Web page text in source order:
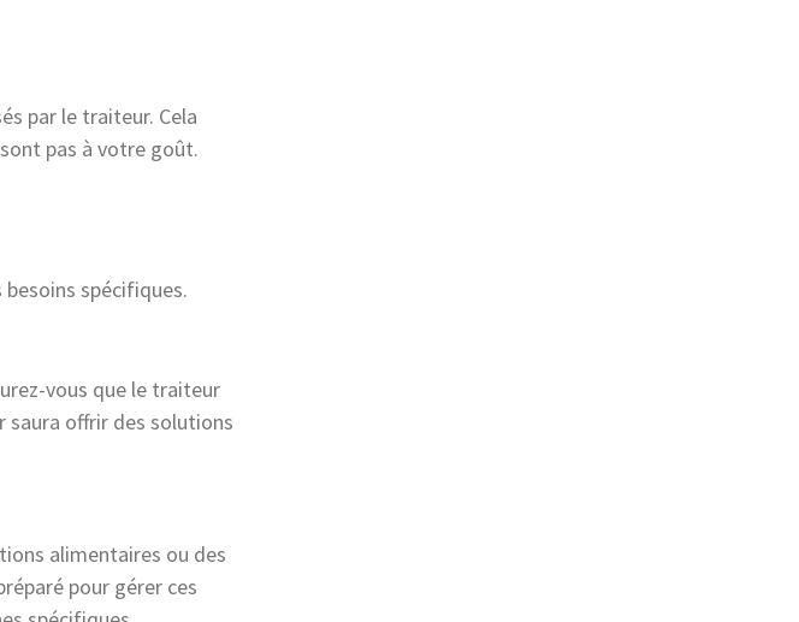
par le traiteur. Cela
pas à votre goût.
spécifiques.
vous que le traiteur
saura offrir des solutions
alimentaires ou des
pour gérer ces